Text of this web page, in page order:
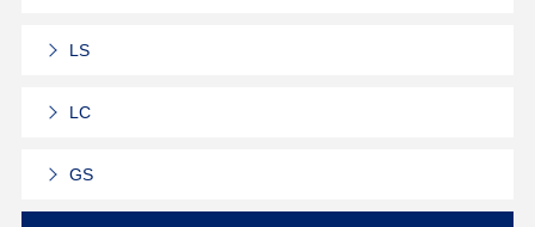
LS
LC
GS